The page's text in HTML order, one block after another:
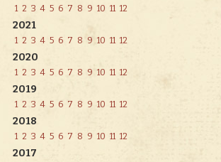
1 2 3 4 5 6 7 8 9 10 11 12
2021
1 2 3 4 5 6 7 8 9 10 11 12
2020
1 2 3 4 5 6 7 8 9 10 11 12
2019
1 2 3 4 5 6 7 8 9 10 11 12
2018
1 2 3 4 5 6 7 8 9 10 11 12
2017